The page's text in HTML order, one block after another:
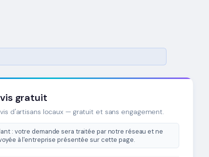
gratuit
d'artisans locaux — gratuit et sans engagement.
: votre demande sera traitée par notre réseau et ne
à l'entreprise présentée sur cette page.